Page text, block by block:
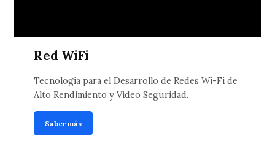
Red WiFi
Tecnología para el Desarrollo de Redes Wi-Fi de
Alto Rendimiento y Video Seguridad.
Saber más